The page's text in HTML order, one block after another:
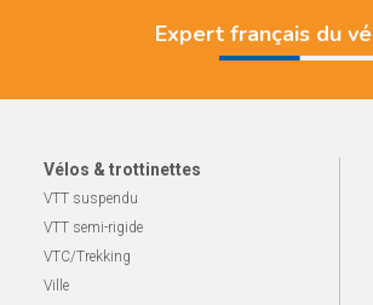
Expert français du
Vélos & trottinettes
VTT suspendu
VTT semi-rigide
VTC/Trekking
Ville